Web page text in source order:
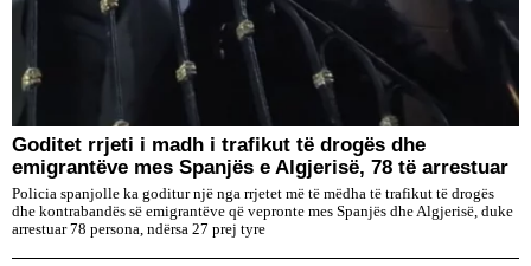
Goditet rrjeti i madh i trafikut të drogës dhe
emigrantëve mes Spanjës e Algjerisë, 78 të arrestuar
Policia spanjolle ka goditur një nga rrjetet më të mëdha të trafikut të drogës
dhe kontrabandës së emigrantëve që vepronte mes Spanjës dhe Algjerisë, duke
arrestuar 78 persona, ndërsa 27 prej tyre